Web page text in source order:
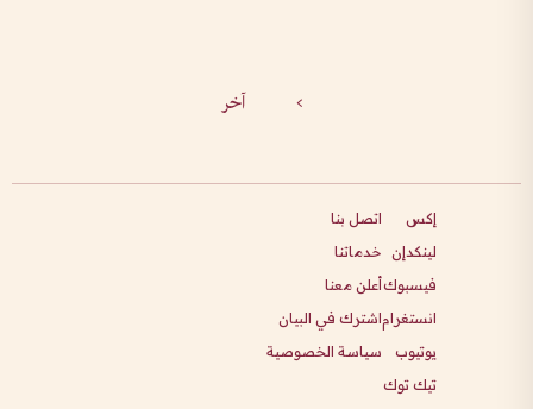
> آخر
إكس
لينكدإن
فيسبوك
انستغرام
يوتيوب
تيك توك
اتصل بنا
خدماتنا
أعلن معنا
اشترك في البيان
سياسة الخصوصية